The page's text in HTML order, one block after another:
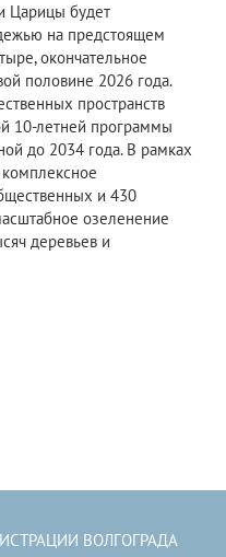
Царицы будет
на предстоящем
окончательное
половине 2026 года.
пространств
10-летней программы
до 2034 года. В рамках
и 430
озеленение
деревьев и
ВОЛГОГРАДА